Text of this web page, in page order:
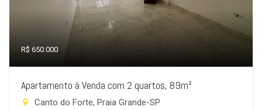
R$ 650.000
Apartamento à Venda com 2 quartos, 89m²
Canto do Forte, Praia Grande-SP